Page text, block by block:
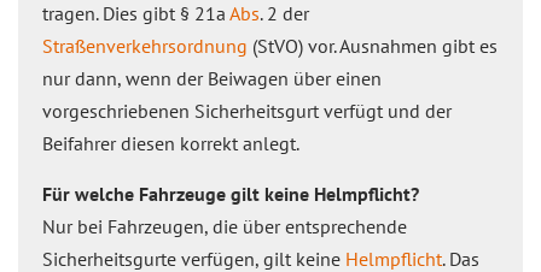
tragen. Dies gibt § 21a Abs. 2 der
Straßenverkehrsordnung (StVO) vor. Ausnahmen gibt es
nur dann, wenn der Beiwagen über einen
vorgeschriebenen Sicherheitsgurt verfügt und der
Beifahrer diesen korrekt anlegt.
Für welche Fahrzeuge gilt keine Helmpflicht?
Nur bei Fahrzeugen, die über entsprechende
Sicherheitsgurte verfügen, gilt keine Helmpflicht. Das